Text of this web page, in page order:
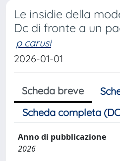
Le insidie della
Dc di fronte a un
p carusi
2026-01-01
Scheda breve
Scheda completa
Anno di pubblicazione
2026